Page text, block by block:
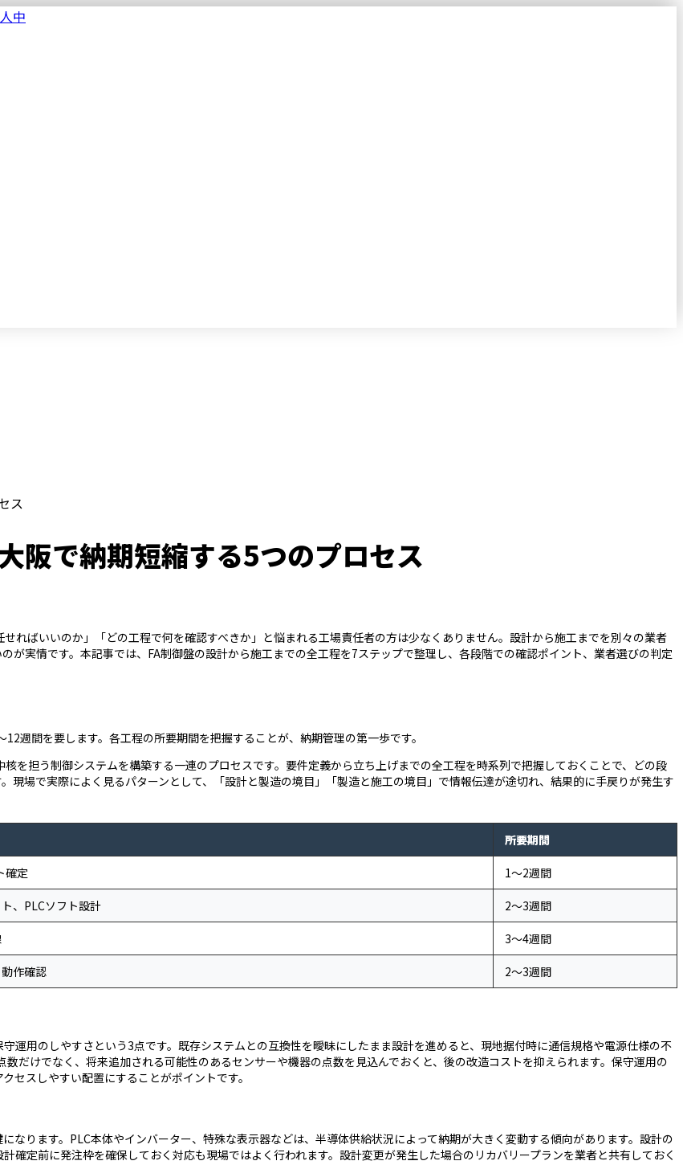
ス
阪で納期短縮する5つのプロセス
ればいいのか」「どの工程で何を確認すべきか」と悩まれる工場責任者の方は少なくありません。設計から施工までを別々の業者
が実情です。本記事では、FA制御盤の設計から施工までの全工程を7ステップで整理し、各段階での確認ポイント、業者選びの判定
週間を要します。各工程の所要期間を把握することが、納期管理の第一歩です。
を担う制御システムを構築する一連のプロセスです。要件定義から立ち上げまでの全工程を時系列で把握しておくことで、どの段
現場で実際によく見るパターンとして、「設計と製造の境目」「製造と施工の境目」で情報伝達が途切れ、結果的に手戻りが発生す
所要期間
確定 1〜2週間
、PLCソフト設計 2〜3週間
3〜4週間
作確認 2〜3週間
運用のしやすさという3点です。既存システムとの互換性を曖昧にしたまま設計を進めると、現地据付時に通信規格や電源仕様の不
だけでなく、将来追加される可能性のあるセンサーや機器の点数を見込んでおくと、後の改造コストを抑えられます。保守運用の
セスしやすい配置にすることがポイントです。
なります。PLC本体やインバーター、特殊な表示器などは、半導体供給状況によって納期が大きく変動する傾向があります。設計の
確定前に発注枠を確保しておく対応も現場ではよく行われます。設計変更が発生した場合のリカバリープランを業者と共有しておく